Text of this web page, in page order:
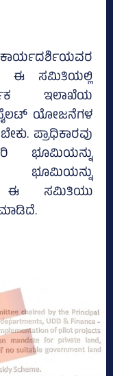
ಈ ಸಮಿತಿಯಲ್ಲಿ
ಇಲಾಖೆಯ
ಯೋಜನೆಗಳ
ಪ್ರಾಧಿಕಾರವು
ಭೂಮಿಯನ್ನು
ಭೂಮಿಯನ್ನು
ಈ ಸಮಿತಿಯು
ಮಾಡಿದೆ.